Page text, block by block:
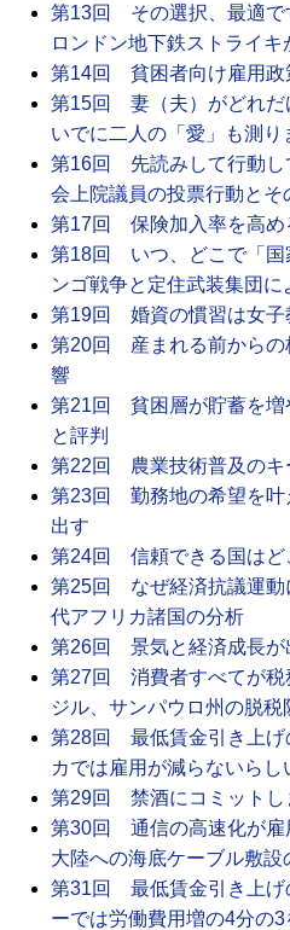
第13回 その選択、最適
ロンドン地下鉄ストライ
第14回 貧困者向け雇用政
第15回 妻（夫）がどれだ
いでに二人の「愛」も測り
第16回 先読みして行動
会上院議員の投票行動とそ
第17回 保険加入率を高め
第18回 いつ、どこで「
ンゴ戦争と定住武装集団に
第19回 婚資の慣習は女子
第20回 産まれる前から
響
第21回 貧困層が貯蓄を
と評判
第22回 農業技術普及のキ
第23回 勤務地の希望を叶
出す
第24回 信頼できる国はど
第25回 なぜ経済抗議運
代アフリカ諸国の分析
第26回 景気と経済成長が
第27回 消費者すべてが
ジル、サンパウロ州の脱税
第28回 最低賃金引き上
カでは雇用が減らないらし
第29回 禁酒にコミットし
第30回 通信の高速化が
大陸への海底ケーブル敷設
第31回 最低賃金引き上げ
ーでは労働費用増の4分の